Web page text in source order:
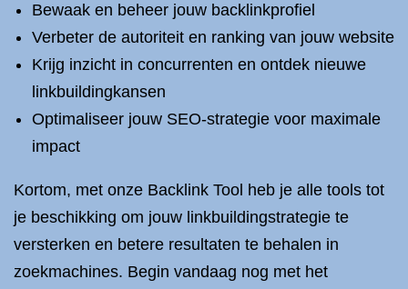
Bewaak en beheer jouw backlinkprofiel
Verbeter de autoriteit en ranking van jouw website
Krijg inzicht in concurrenten en ontdek nieuwe
linkbuildingkansen
Optimaliseer jouw SEO-strategie voor maximale
impact
Kortom, met onze Backlink Tool heb je alle tools tot
je beschikking om jouw linkbuildingstrategie te
versterken en betere resultaten te behalen in
zoekmachines. Begin vandaag nog met het